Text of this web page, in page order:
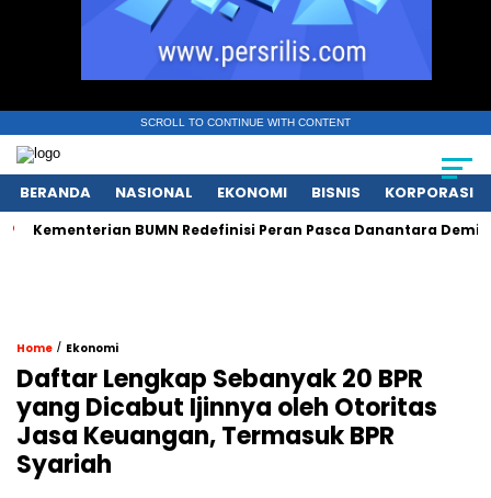
SCROLL TO CONTINUE WITH CONTENT
BERANDA NASIONAL EKONOMI BISNIS KORPORASI
BUMN Redefinisi Peran Pasca Danantara Demi Tata
Home / Ekonomi
Daftar Lengkap Sebanyak 20 BPR
yang Dicabut Ijinnya oleh Otoritas
Jasa Keuangan, Termasuk BPR
Syariah